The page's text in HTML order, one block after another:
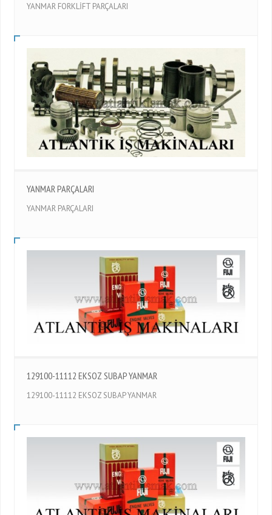
YANMAR FORKLİFT PARÇALARI
YANMAR PARÇALARI
YANMAR PARÇALARI
129100-11112 EKSOZ SUBAP YANMAR
129100-11112 EKSOZ SUBAP YANMAR